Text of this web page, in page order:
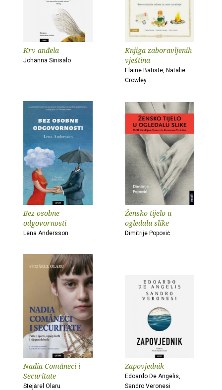
Krv anđela
Johanna Sinisalo
Knjiga zaboravljenih
vještina
Elaine Batiste, Natalie
Crowley
Bez osobne
odgovornosti
Lena Andersson
Žensko tijelo u
ogledalu slike
Dimitrije Popović
Nadia Comăneci i
Securitate
Stejărel Olaru
Zapovjednik
Edoardo De Angelis,
Sandro Veronesi